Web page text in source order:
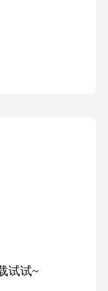
试试~